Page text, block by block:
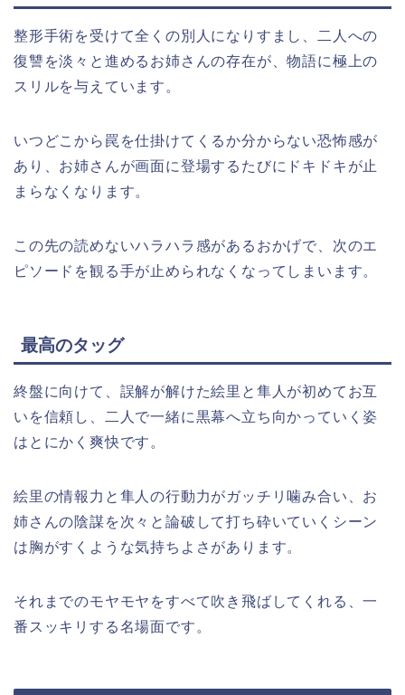
整形手術を受けて全くの別人になりすまし、二人への
復讐を淡々と進めるお姉さんの存在が、物語に極上の
スリルを与えています。
いつどこから罠を仕掛けてくるか分からない恐怖感が
あり、お姉さんが画面に登場するたびにドキドキが止
まらなくなります。
この先の読めないハラハラ感があるおかげで、次のエ
ピソードを観る手が止められなくなってしまいます。
最高のタッグ
終盤に向けて、誤解が解けた絵里と隼人が初めてお互
いを信頼し、二人で一緒に黒幕へ立ち向かっていく姿
はとにかく爽快です。
絵里の情報力と隼人の行動力がガッチリ噛み合い、お
姉さんの陰謀を次々と論破して打ち砕いていくシーン
は胸がすくような気持ちよさがあります。
それまでのモヤモヤをすべて吹き飛ばしてくれる、一
番スッキリする名場面です。